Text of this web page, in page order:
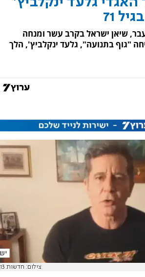
71
שיאן ישראל בקרב עשר ומנחה
"גוף בתנועה", גלעד ינקלביץ', הלך
צילום: חדשות 13